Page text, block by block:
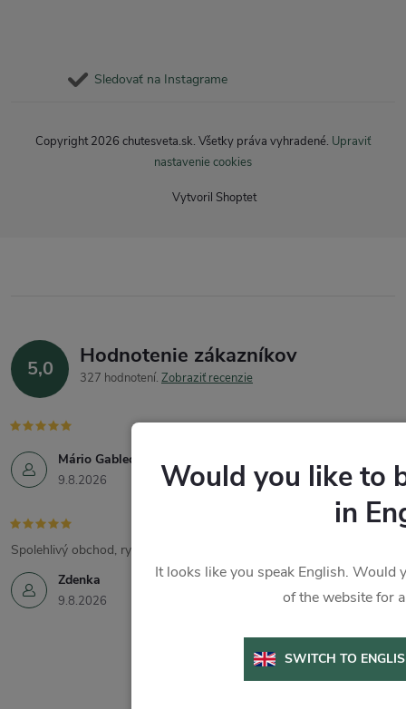
Sledovať na Instagrame
Vytvoril Shoptet
Copyright 2026 chutesveta.sk. Všetky práva vyhradené. Upraviť
nastavenie cookies
5,0 Hodnotenie zákazníkov
327 hodnotení Zobraziť recenzie
Mário Gablech
9.8.2026
Zdenka
9.8.2026
Spolehlivý obchod, rychlé dodání, skvělé produkty.
Would you like to
in
It looks like you speak English.
of the website for
SWITCH TO